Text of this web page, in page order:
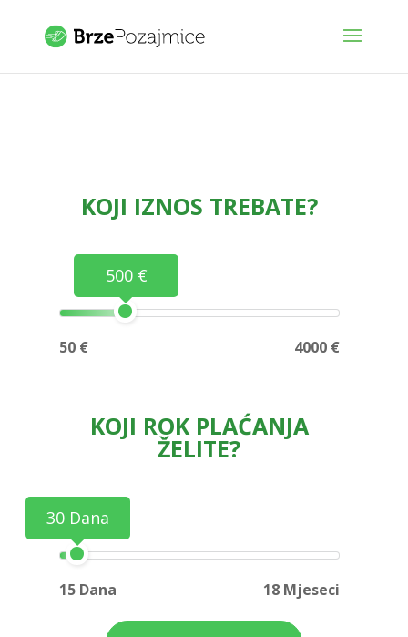
KOJI IZNOS TREBATE?
500 €
50 € 4000 €
KOJI ROK PLAĆANJA
ŽELITE?
30 Dana
15 Dana 18 Mjeseci